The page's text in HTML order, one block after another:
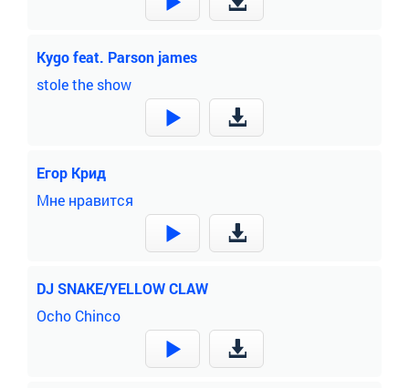
Kygo feat. Parson james
stole the show
Егор Крид
Мне нравится
DJ SNAKE/YELLOW CLAW
Ocho Chinco